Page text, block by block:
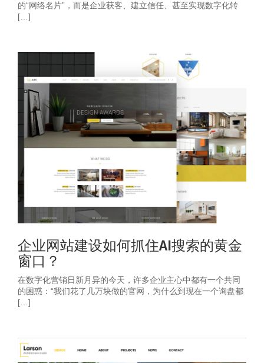
的“网络名片”，而是企业获客、建立信任、甚至实现数字化转
[…]
企业网站建设如何抓住AI搜索的黄金
窗口？
在数字化营销日新月异的今天，许多企业主心中都有一个共同
的困惑：“我们花了几万块做的官网，为什么到现在一个询盘都
[…]